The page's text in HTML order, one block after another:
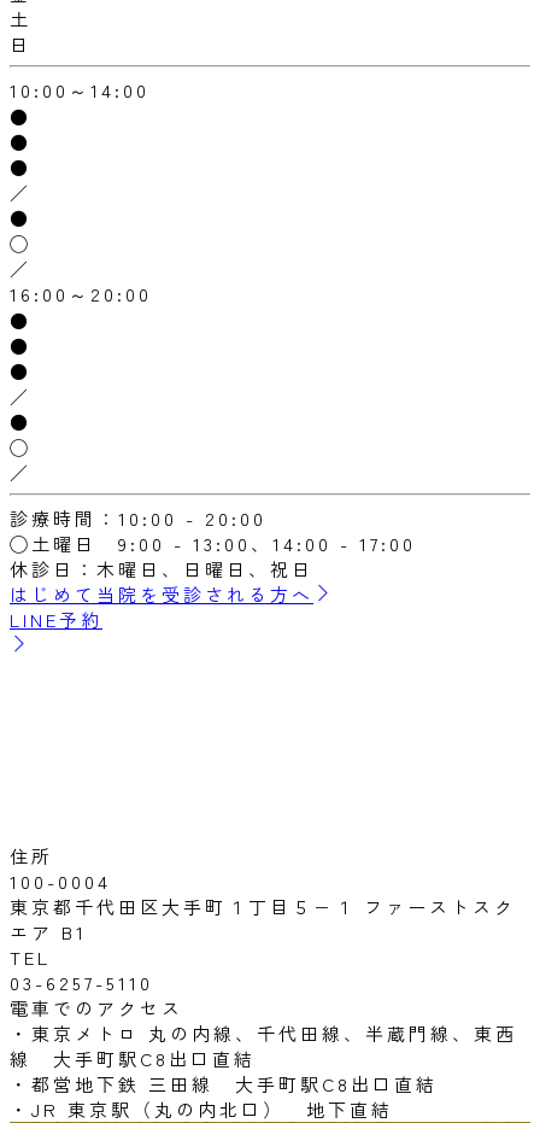
土
日
10:00～14:00
●
●
●
／
●
◯
／
16:00～20:00
●
●
●
／
●
◯
／
診療時間：10:00 - 20:00
◯土曜日 9:00 - 13:00、14:00 - 17:00
休診日：木曜日、日曜日、祝日
はじめて当院を受診される方へ
LINE予約
住所
100-0004
東京都千代田区大手町１丁目５−１ ファーストスク
エア B1
TEL
03-6257-5110
電車でのアクセス
・東京メトロ 丸の内線、千代田線、半蔵門線、東西
線 大手町駅C8出口直結
・都営地下鉄 三田線 大手町駅C8出口直結
・JR 東京駅（丸の内北口） 地下直結